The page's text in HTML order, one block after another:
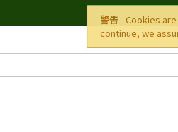
警告 Cookies
continue, we